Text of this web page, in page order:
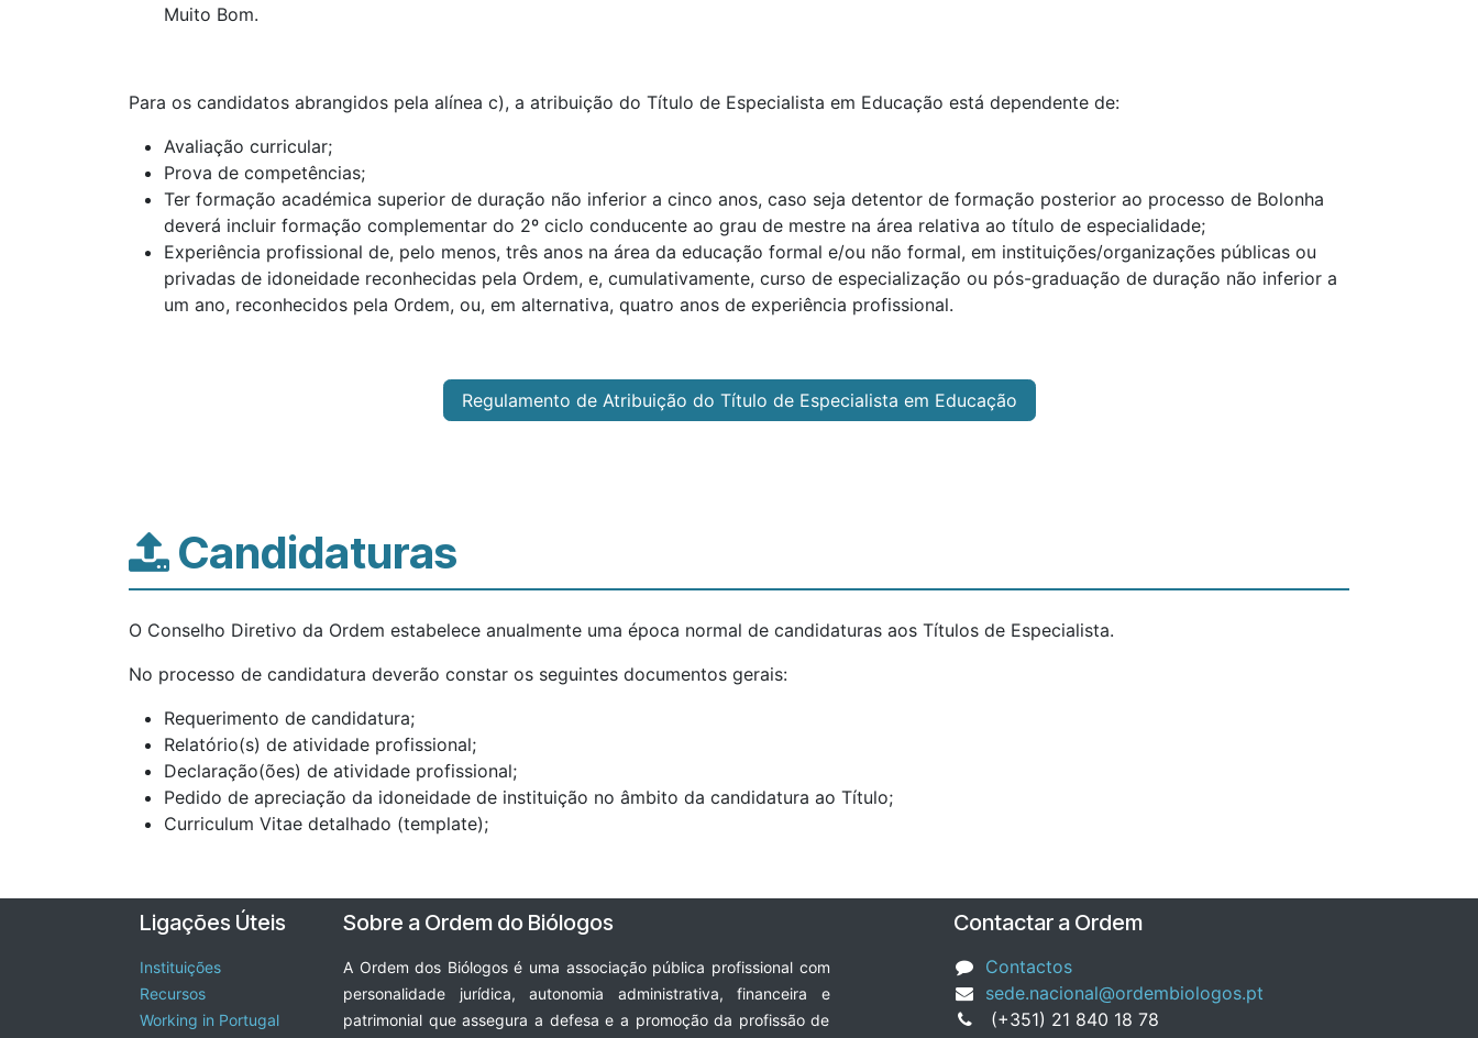
Muito Bom.
Para os candidatos abrangidos pela alínea c), a atribuição do Título de Especialista em Educação está dependente de:
Avaliação curricular;
Prova de competências;
Ter formação académica superior de duração não inferior a cinco anos, caso seja detentor de formação posterior ao processo de Bolonha
deverá incluir formação complementar do 2º ciclo conducente ao grau de mestre na área relativa ao título de especialidade;
Experiência profissional de, pelo menos, três anos na área da educação formal e/ou não formal, em instituições/organizações públicas ou
privadas de idoneidade reconhecidas pela Ordem, e, cumulativamente, curso de especialização ou pós-graduação de duração não inferior a
um ano, reconhecidos pela Ordem, ou, em alternativa, quatro anos de experiência profissional.
Regulamento de Atribuição do Título de Especialista em Educação
Candidaturas
O Conselho Diretivo da Ordem estabelece anualmente uma época normal de candidaturas aos Títulos de Especialista.
No processo de candidatura deverão constar os seguintes documentos gerais:
Requerimento de candidatura;
Relatório(s) de atividade profissional;
Declaração(ões) de atividade profissional;
Pedido de apreciação da idoneidade de instituição no âmbito da candidatura ao Título;
Curriculum Vitae detalhado (template);
Ligações Úteis
Instituições
Recursos
Working in Portugal
Sobre a Ordem do Biólogos
A Ordem dos Biólogos é uma associação pública profissional com
personalidade jurídica, autonomia administrativa, financeira e
patrimonial que assegura a defesa e a promoção da profissão de
Contactar a Ordem
Contactos
sede.nacional@ordembiologos.pt
(+351) 21 840 18 78